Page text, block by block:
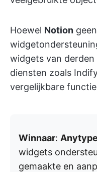
Hoewel Notion
widgets van
diensten zoals
vergelijkbare
Winnaar: Anytype
widgets
gemaakte en